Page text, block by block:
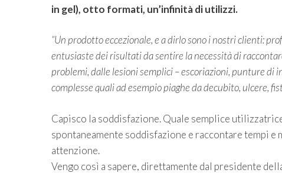
in gel), otto formati, un’infinità di utilizzi.
“Un prodotto eccezionale, e a dirlo sono i nostri clienti:
entusiaste dei risultati da sentire la necessità di
problemi, dalle lesioni semplici – escoriazioni, punture di
complesse quali ad esempio piaghe da decubito, ulcere,
Capisco la soddisfazione. Quale semplice
spontaneamente soddisfazione e raccontare tempi
attenzione.
Vengo così a sapere, direttamente dal presidente